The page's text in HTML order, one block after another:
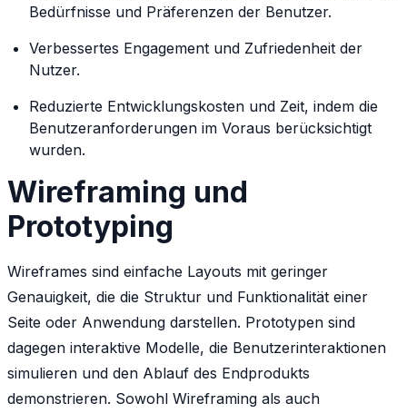
Bedürfnisse und Präferenzen der Benutzer.
Verbessertes Engagement und Zufriedenheit der
Nutzer.
Reduzierte Entwicklungskosten und Zeit, indem die
Benutzeranforderungen im Voraus berücksichtigt
wurden.
Wireframing und
Prototyping
Wireframes sind einfache Layouts mit geringer
Genauigkeit, die die Struktur und Funktionalität einer
Seite oder Anwendung darstellen. Prototypen sind
dagegen interaktive Modelle, die Benutzerinteraktionen
simulieren und den Ablauf des Endprodukts
demonstrieren. Sowohl Wireframing als auch